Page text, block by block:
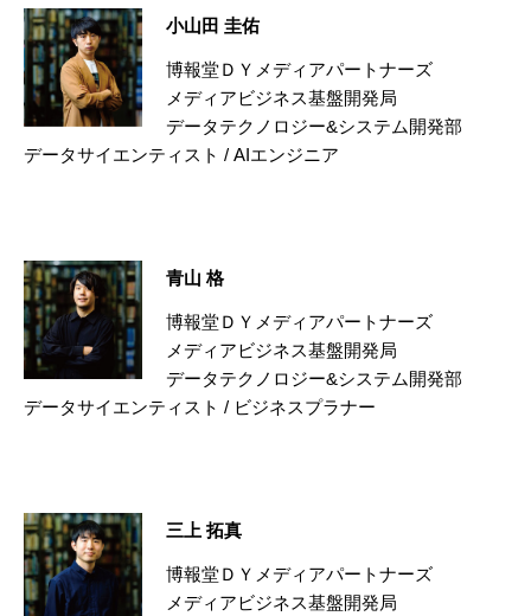
小山田 圭佑
博報堂ＤＹメディアパートナーズ
メディアビジネス基盤開発局
データテクノロジー&システム開発部
データサイエンティスト / AIエンジニア
青山 格
博報堂ＤＹメディアパートナーズ
メディアビジネス基盤開発局
データテクノロジー&システム開発部
データサイエンティスト / ビジネスプラナー
三上 拓真
博報堂ＤＹメディアパートナーズ
メディアビジネス基盤開発局